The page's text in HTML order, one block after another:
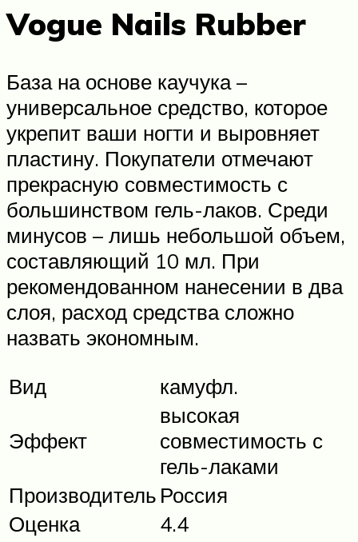
Vogue Nails Rubber
База на основе каучука –
универсальное средство, которое
укрепит ваши ногти и выровняет
пластину. Покупатели отмечают
прекрасную совместимость с
большинством гель-лаков. Среди
минусов – лишь небольшой объем,
составляющий 10 мл. При
рекомендованном нанесении в два
слоя, расход средства сложно
назвать экономным.
Вид
камуфл.
Эффект
высокая
совместимость с
гель-лаками
Производитель Россия
Оценка
4.4